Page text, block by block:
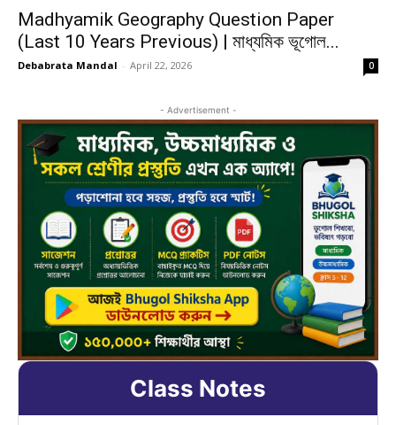
Madhyamik Geography Question Paper
(Last 10 Years Previous) | মাধ্যমিক ভূগোল...
Debabrata Mandal - April 22, 2026 0
- Advertisement -
Class Notes